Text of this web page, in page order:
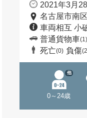
2021年3月
名古屋市南
車両相互 小
普通貨物車(1)
死亡(0) 負傷
0～24歳
他